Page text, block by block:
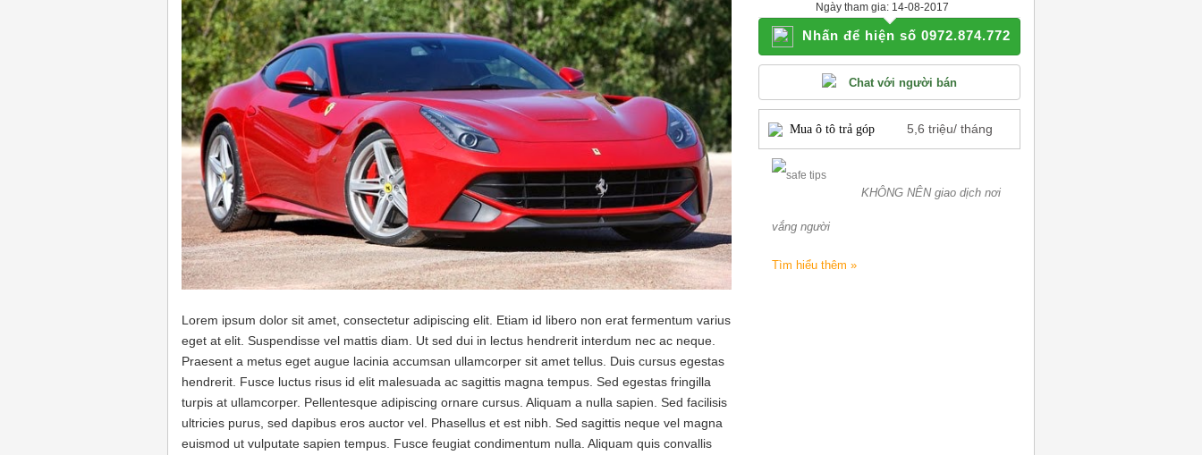
Lorem ipsum dolor sit amet, consectetur adipiscing elit. Etiam id libero non erat fermentum varius
eget at elit. Suspendisse vel mattis diam. Ut sed dui in lectus hendrerit interdum nec ac neque.
Praesent a metus eget augue lacinia accumsan ullamcorper sit amet tellus. Duis cursus egestas
hendrerit. Fusce luctus risus id elit malesuada ac sagittis magna tempus. Sed egestas fringilla
turpis at ullamcorper. Pellentesque adipiscing ornare cursus. Aliquam a nulla sapien. Sed facilisis
ultricies purus, sed dapibus eros auctor vel. Phasellus et est nibh. Sed sagittis neque vel magna
euismod ut vulputate sapien tempus. Fusce feugiat condimentum nulla. Aliquam quis convallis
Ngày tham gia: 14-08-2017
Nhấn để hiện số 0972.874.772
Chat với người bán
Mua ô tô trả góp 5,6 triệu/ tháng
KHÔNG NÊN giao dịch nơi
vắng người
Tìm hiểu thêm »